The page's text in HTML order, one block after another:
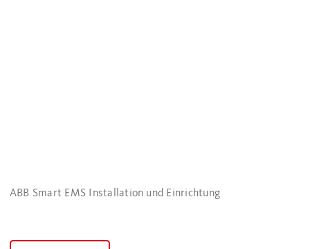
ABB Smart EMS Installation und Einrichtung